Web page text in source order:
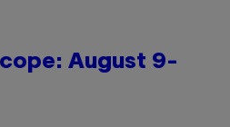
August 9-